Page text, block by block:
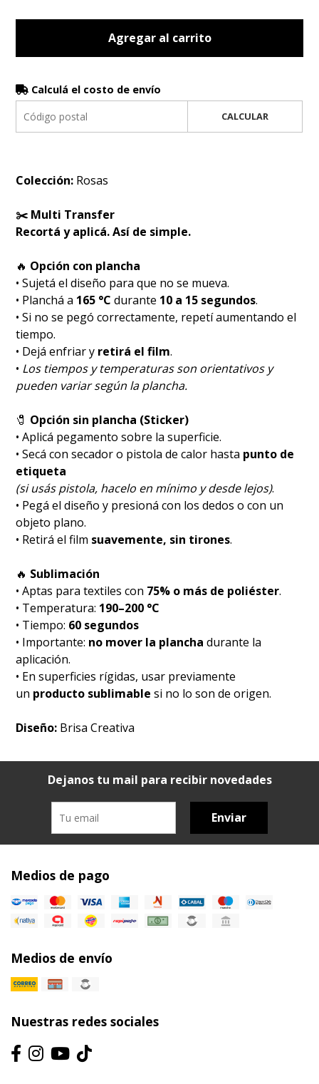
Agregar al carrito
Calculá el costo de envío
CALCULAR
Colección: Rosas
✂️ Multi Transfer
Recortá y aplicá. Así de simple.
🔥 Opción con plancha
• Sujetá el diseño para que no se mueva.
• Planchá a 165 °C durante 10 a 15 segundos.
• Si no se pegó correctamente, repetí aumentando el
tiempo.
• Dejá enfriar y retirá el film.
• Los tiempos y temperaturas son orientativos y
pueden variar según la plancha.
🧷 Opción sin plancha (Sticker)
• Aplicá pegamento sobre la superficie.
• Secá con secador o pistola de calor hasta punto de
etiqueta
(si usás pistola, hacelo en mínimo y desde lejos).
• Pegá el diseño y presioná con los dedos o con un
objeto plano.
• Retirá el film suavemente, sin tirones.
🔥 Sublimación
• Aptas para textiles con 75% o más de poliéster.
• Temperatura: 190–200 °C
• Tiempo: 60 segundos
• Importante: no mover la plancha durante la
aplicación.
• En superficies rígidas, usar previamente
un producto sublimable si no lo son de origen.
Diseño: Brisa Creativa
Dejanos tu mail para recibir novedades
Enviar
Medios de pago
Medios de envío
Nuestras redes sociales